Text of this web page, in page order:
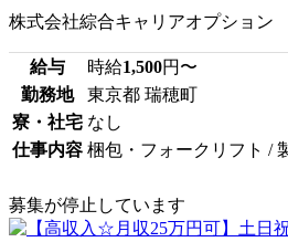
株式会社綜合キャリアオプション
給与 時給1,500円〜
勤務地
東京都 瑞穂町
寮・社宅 なし
仕事内容 梱包・フォークリフト /
募集が停止しています